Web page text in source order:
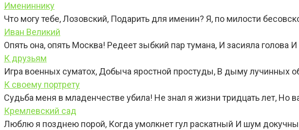
Имениннику
Что могу тебе, Лозовский, Подарить для именин? Я, по милости
Иван Великий
Опять она, опять Москва! Редеет зыбкий пар тумана, И засияла голова И
К друзьям
Игра военных суматох, Добыча яростной простуды, В дыму лучинных
К своему портрету
Судьба меня в младенчестве убила! Не знал я жизни тридцать лет, Но
Кремлевский сад
Люблю я позднею порой, Когда умолкнет гул раскатный И шум